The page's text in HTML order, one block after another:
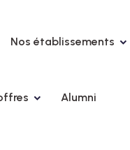
Nos établissements
Alumni